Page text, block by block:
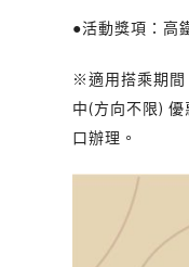
●活動獎項：高
※適用搭乘期間
中(方向不限)
口辦理。